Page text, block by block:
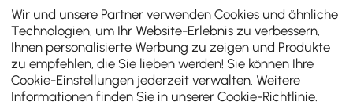
Wir und unsere Partner verwenden Cookies und ähnliche
Technologien, um Ihr Website-Erlebnis zu verbessern,
Ihnen personalisierte Werbung zu zeigen und Produkte
zu empfehlen, die Sie lieben werden! Sie können Ihre
Cookie-Einstellungen jederzeit verwalten. Weitere
Informationen finden Sie in unsererCookie-Richtlinie